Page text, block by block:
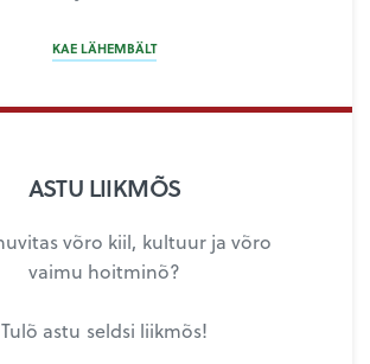
KAE LÄHEMBÄLT
ASTU LIIKMÕS
võro kiil, kultuur ja võro
vaimu hoitminõ?
Tulõ astu seldsi liikmõs!